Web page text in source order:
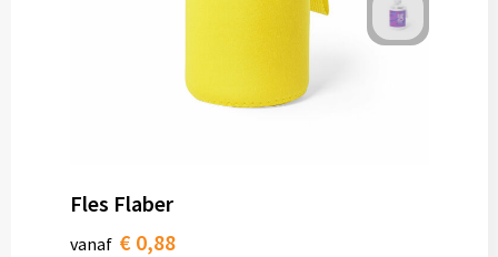
Fles Flaber
vanaf € 0,88